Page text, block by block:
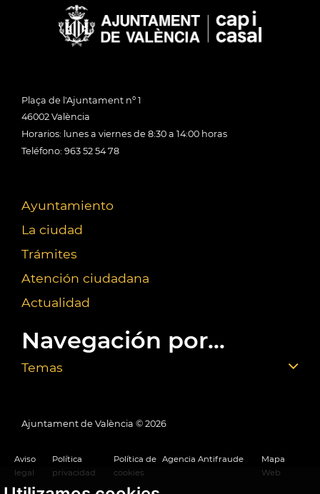
Plaça de l'Ajuntament nº 1
46002 València
Horarios: lunes a viernes de 8:30 a 14:00 horas
Teléfono: 963 52 54 78
Ayuntamiento
La ciudad
Trámites
Atención ciudadana
Actualidad
Navegación por...
Temas
Ajuntament de València © 2026
Aviso
legal
Política
privacidad
Política de
cookies
Agencia Antifraude
Mapa
Web